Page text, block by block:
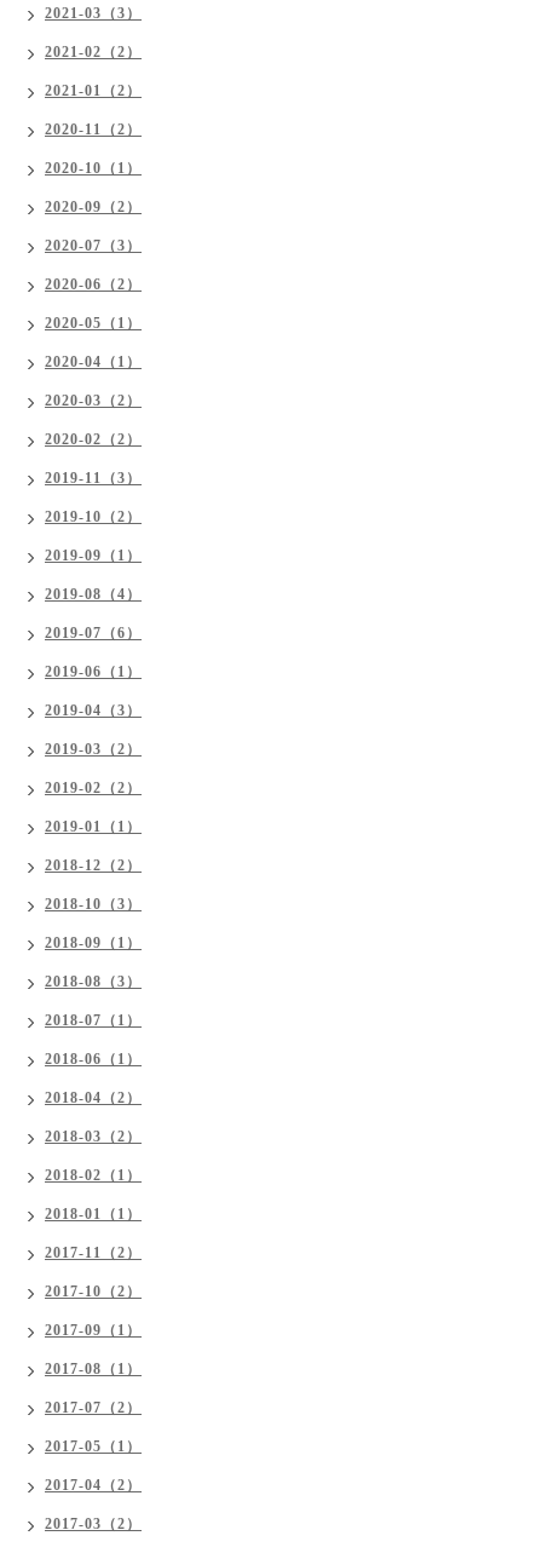
2021-03（3）
2021-02（2）
2021-01（2）
2020-11（2）
2020-10（1）
2020-09（2）
2020-07（3）
2020-06（2）
2020-05（1）
2020-04（1）
2020-03（2）
2020-02（2）
2019-11（3）
2019-10（2）
2019-09（1）
2019-08（4）
2019-07（6）
2019-06（1）
2019-04（3）
2019-03（2）
2019-02（2）
2019-01（1）
2018-12（2）
2018-10（3）
2018-09（1）
2018-08（3）
2018-07（1）
2018-06（1）
2018-04（2）
2018-03（2）
2018-02（1）
2018-01（1）
2017-11（2）
2017-10（2）
2017-09（1）
2017-08（1）
2017-07（2）
2017-05（1）
2017-04（2）
2017-03（2）